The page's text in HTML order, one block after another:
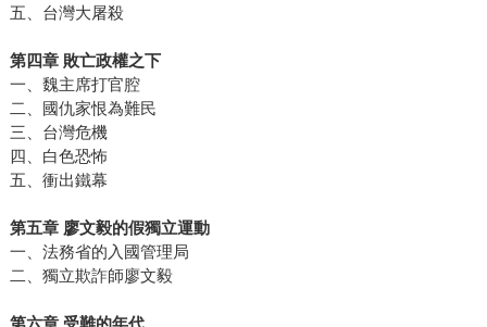
五、台灣大屠殺
第四章 敗亡政權之下
一、魏主席打官腔
二、國仇家恨為難民
三、台灣危機
四、白色恐怖
五、衝出鐵幕
第五章 廖文毅的假獨立運動
一、法務省的入國管理局
二、獨立欺詐師廖文毅
第六章 受難的年代